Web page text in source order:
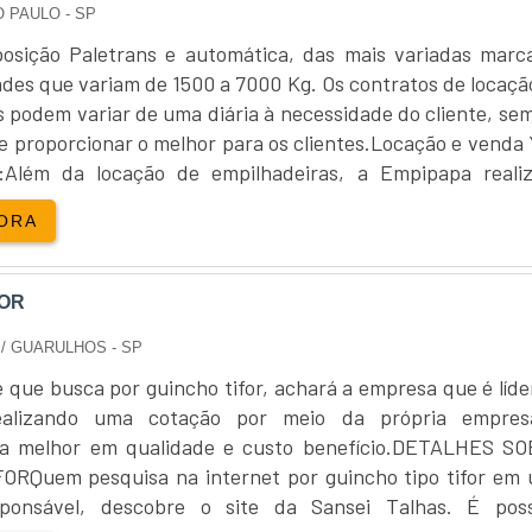
mais antigas podem ter um desgaste acumulado maior,
não significa que peças mais novas sejam sempre a
pode oferecer insights valiosos sobre a qualidade da
fornecedores de peças usadas oferecem
segurança adicional ao comprador. Isso é
direto na segurança operacional da empilhadeira.
USADAS
a durabilidade e o desempenho daspeças
uma opção econômica, elas ainda exigem cuidados
eficiente do equipamento.
de manutenção regular. Isso inclui inspeções
possam comprometer a operação. Durante essas
como sistemas hidráulicos, freios e motores,
empilhadeiras.
as peças adequadamente lubrificadas reduz o
PAULO - SP
Paletrans e automática, das mais variadas
que variam de 1500 a 7000 Kg. Os contratos de
podem variar de uma diária à necessidade do cliente,
proporcionar o melhor para os clientes.Locação e venda
da locação de empilhadeiras, a Empipapa
/ GUARULHOS - SP
que busca por guincho tifor, achará a empresa que é
uma cotação por meio da própria
melhor em qualidade e custo benefício.DETALHES
pesquisa na internet por guincho tipo tifor em
descobre o site da Sansei Talhas. É